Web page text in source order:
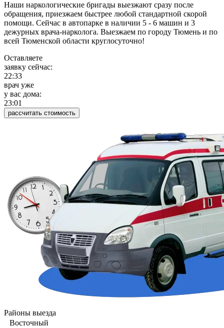
Наши наркологические бригады выезжают сразу после
обращения, приезжаем быстрее любой стандартной скорой
помощи. Сейчас в автопарке в наличии 5 - 6 машин и 3
дежурных врача-нарколога. Выезжаем по городу Тюмень и по
всей Тюменской области круглосуточно!
Оставляете
заявку сейчас:
22:33
врач уже
у вас дома:
23:01
рассчитать стоимость
Районы выезда
Восточный